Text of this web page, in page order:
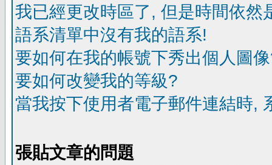
我已經更改時區了, 但是時間依然
語系清單中沒有我的語系!
要如何在我的帳號下秀出個人圖
要如何改變我的等級?
當我按下使用者電子郵件連結時,
張貼文章的問題